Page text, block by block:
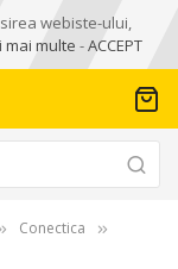
webiste-ului,
mai multe -ACCEPT
Conectica